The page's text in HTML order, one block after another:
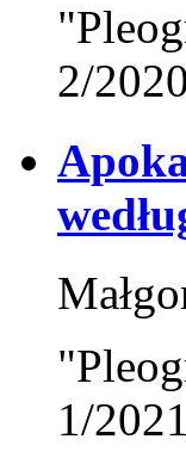
2/2020
1/2021